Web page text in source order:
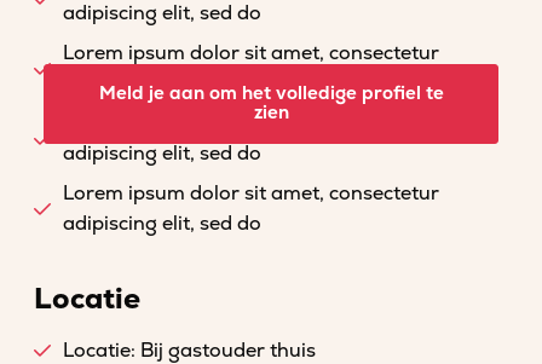
adipiscing elit, sed do
Lorem ipsum dolor sit amet, consectetur
adipiscing elit, sed do
Lorem ipsum dolor sit amet, consectetur
adipiscing elit, sed do
Lorem ipsum dolor sit amet, consectetur
adipiscing elit, sed do
Meld je aan om het volledige profiel te
zien
Locatie
Locatie: Bij gastouder thuis